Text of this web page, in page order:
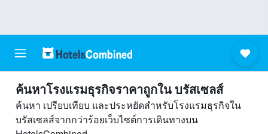
ค้นหาโรงแรมธุรกิจราคาถูกใน บรัสเซลส์
ค้นหา เปรียบเทียบ และประหยัดสำหรับโรงแรมธุรกิจใน
บรัสเซลส์จากกว่าร้อยเว็บไซต์การเดินทางบน